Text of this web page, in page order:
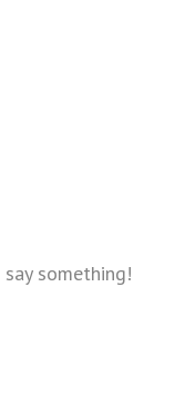
something!